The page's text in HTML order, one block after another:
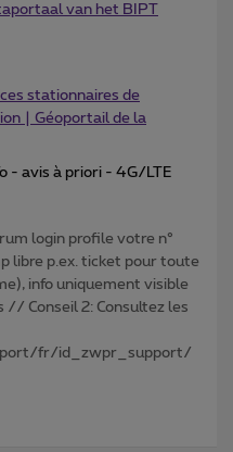
van het BIPT
stationnaires de
| Géoportail de la
- avis à priori - 4G/LTE
login profile votre n°
libre p.ex. ticket pour toute
info uniquement visible
Conseil 2: Consultez les
fr/id_zwpr_support/